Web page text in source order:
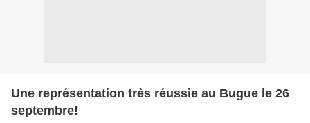
Une représentation très réussie au Bugue le 26
septembre!